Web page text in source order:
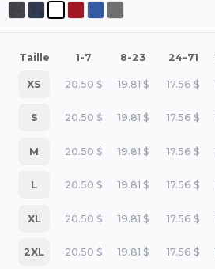
Taille 1-7 8-23 24-71
XS 20.50 $ 19.81 $ 17.56 $
S 20.50 $ 19.81 $ 17.56 $
M 20.50 $ 19.81 $ 17.56 $
L 20.50 $ 19.81 $ 17.56 $
XL 20.50 $ 19.81 $ 17.56 $
2XL 20.50 $ 19.81 $ 17.56 $